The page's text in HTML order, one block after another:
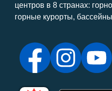
центров в 8 странах:
горные курорты,